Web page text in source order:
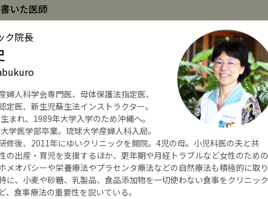
いた医師
ク院長
婦人科学会専門医、母体保護法指定医、
定医、新生児蘇生法インストラクター。
まれ、1989年大学入学のため沖縄へ。
学医学部卒業。琉球大学産婦人科入局。
修後、2011年にゆいクリニックを開院。4児の母。小児科医の夫と共
の出産・育児を支援するほか、更年期や月経トラブルなど女性のための
メオパシーや栄養療法やプラセンタ療法などの自然療法も積極的に取り
に、小麦や砂糖、乳製品、食品添加物を一切使わない食事をクリニック
、食事療法の重要性を説いている。